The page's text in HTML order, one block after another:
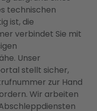
technischen
ist, die
verbindet Sie mit
Unser
stellt sicher,
zur Hand
Wir arbeiten